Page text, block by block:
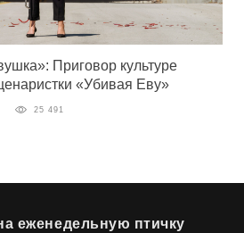
Приговор культуре
«Убивая Еву»
25 491
еженедельную птичку